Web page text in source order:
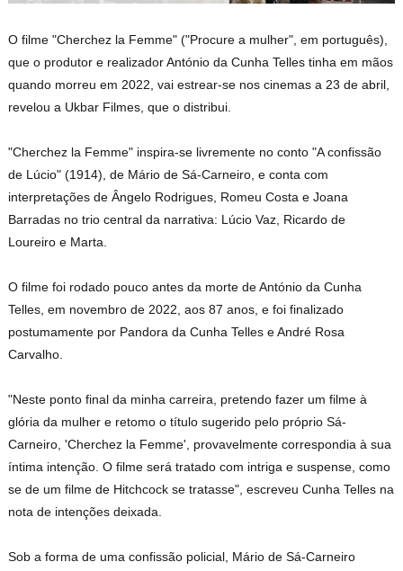
O filme"Cherchez la Femme"("Procure a mulher", em português),
que o produtor e realizador António da Cunha Telles tinha em mãos
quando morreu em 2022, vai estrear-se nos cinemas a 23 de abril,
revelou a Ukbar Filmes, que o distribui.
"Cherchez la Femme" inspira-se livremente no conto "A confissão
de Lúcio" (1914), de Mário de Sá-Carneiro, e conta com
interpretações de Ângelo Rodrigues, Romeu Costa e Joana
Barradas no trio central da narrativa: Lúcio Vaz, Ricardo de
Loureiro e Marta.
O filme foi rodado pouco antes da morte de António da Cunha
Telles, em novembro de 2022, aos 87 anos, e foi finalizado
postumamente por Pandora da Cunha Telles e André Rosa
Carvalho.
"Neste ponto final da minha carreira, pretendo fazer um filme à
glória da mulher e retomo o título sugerido pelo próprio Sá-
Carneiro, 'Cherchez la Femme', provavelmente correspondia à sua
íntima intenção. O filme será tratado com intriga e suspense, como
se de um filme de Hitchcock se tratasse", escreveu Cunha Telles na
nota de intenções deixada.
Sob a forma de uma confissão policial, Mário de Sá-Carneiro